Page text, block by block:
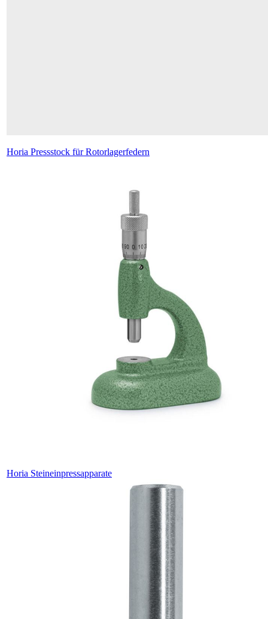
Horia Pressstock für Rotorlagerfedern
Horia Steineinpressapparate